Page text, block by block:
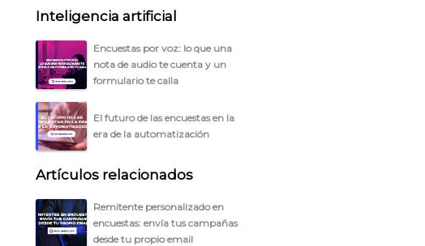
Inteligencia artificial
Encuestas por voz: lo que una
nota de audio te cuenta y un
formulario te calla
El futuro de las encuestas en la
era de la automatización
Artículos relacionados
Remitente personalizado en
encuestas: envía tus campañas
desde tu propio email